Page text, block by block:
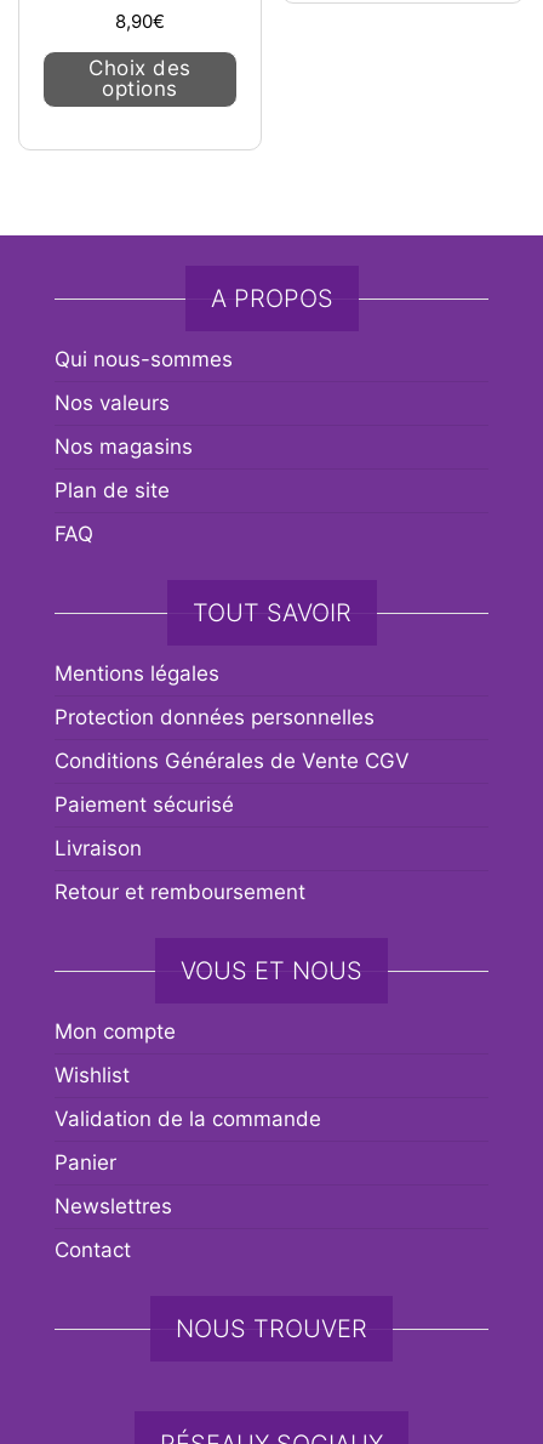
8,90€
Choix des
options
Ce produit a plusieurs variations.
A PROPOS
Qui nous-sommes
Nos valeurs
Nos magasins
Plan de site
FAQ
TOUT SAVOIR
Mentions légales
Protection données personnelles
Conditions Générales de Vente CGV
Paiement sécurisé
Livraison
Retour et remboursement
VOUS ET NOUS
Mon compte
Wishlist
Validation de la commande
Panier
Newslettres
Contact
NOUS TROUVER